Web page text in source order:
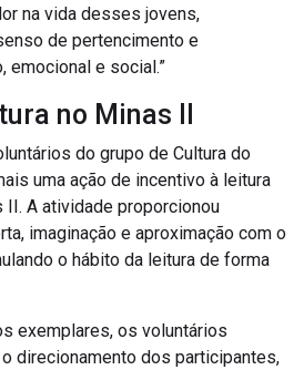
na vida desses jovens,
de pertencimento e
e social.”
no Minas II
do grupo de Cultura do
uma ação de incentivo à leitura
II. A atividade proporcionou
imaginação e aproximação com o
o hábito da leitura de forma
exemplares, os voluntários
direcionamento dos participantes,